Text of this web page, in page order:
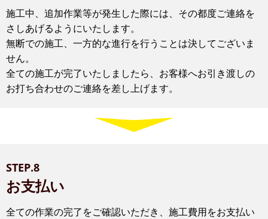
施工中、追加作業等が発生した際には、その都度ご連絡を
さしあげるようにいたします。
無断での施工、一方的な進行を行うことは決してございま
せん。
全ての施工が完了いたしましたら、お客様へお引き渡しの
お打ち合わせのご連絡を差し上げます。
STEP.8
お支払い
全ての作業の完了をご確認いただき、施工費用をお支払い